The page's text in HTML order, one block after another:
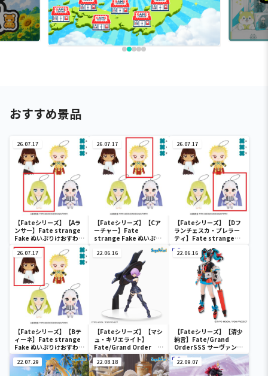
おすすめ景品
26.07.17
【Fateシリーズ】【Aラ
ンサー】Fate strange
Fake ぬいぷりけおすわり
2
26.07.17
【Fateシリーズ】【Cア
ーチャー】Fate
strange Fake ぬいぷり
26.07.17
【Fateシリーズ】【Dフ
ランチェスカ・プレラー
ティ】Fate strange
Fake ぬいぷりけおすわり
2
26.07.17
【Fateシリーズ】【Bテ
ィーネ】Fate strange
Fake ぬいぷりけおすわり
2
22.06.16
【Fateシリーズ】【マシ
ュ・キリエライト】
Fate/Grand Order
[SPM]フィギュア“シー
ルダー／マシュ・キリエ
ライト”
22.06.16
【Fateシリーズ】【清少
納言】Fate/Grand
OrderSSS サーヴァント
フィギュア～アーチャー/
清少納言～
22.07.29 22.08.18 22.09.07